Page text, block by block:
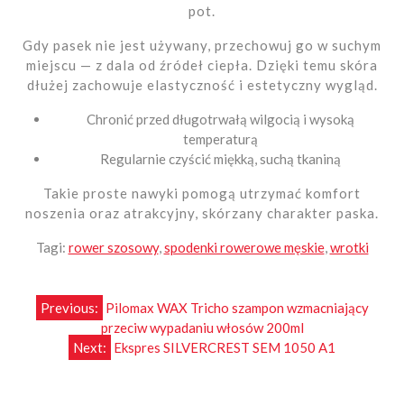
pot.
Gdy pasek nie jest używany, przechowuj go w suchym
miejscu — z dala od źródeł ciepła. Dzięki temu skóra
dłużej zachowuje elastyczność i estetyczny wygląd.
Chronić przed długotrwałą wilgocią i wysoką
temperaturą
Regularnie czyścić miękką, suchą tkaniną
Takie proste nawyki pomogą utrzymać komfort
noszenia oraz atrakcyjny, skórzany charakter paska.
Tagi: rower szosowy,spodenki rowerowe męskie,wrotki
Nawigacja
wpisu
Previous: Pilomax WAX Tricho szampon wzmacniający
przeciw wypadaniu włosów 200ml
Next: Ekspres SILVERCREST SEM 1050 A1